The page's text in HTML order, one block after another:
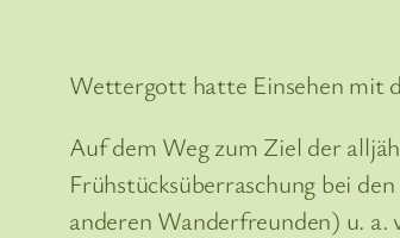
Wettergott hatte Einsehen mit
Auf dem Weg zum Ziel der
Frühstücksüberraschung bei
anderen Wanderfreunden) u.